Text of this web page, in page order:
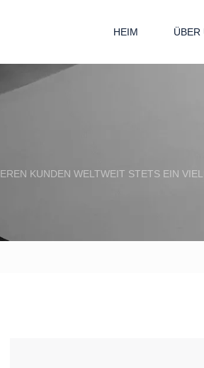
HEIM ÜBER
KUNDEN WELTWEIT STETS EIN